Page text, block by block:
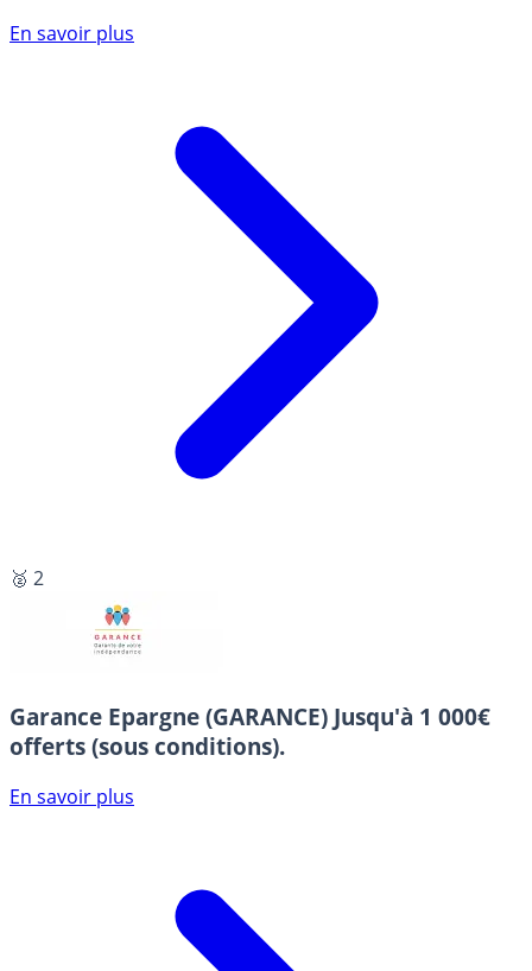
En savoir plus
🥈 2
Garance Epargne (GARANCE) Jusqu'à 1 000€
offerts (sous conditions).
En savoir plus